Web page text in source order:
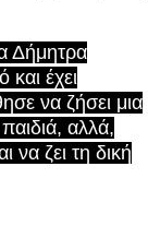
Δήμητρα
και έχει
να ζήσει μια
αλλά,
ζει τη δική